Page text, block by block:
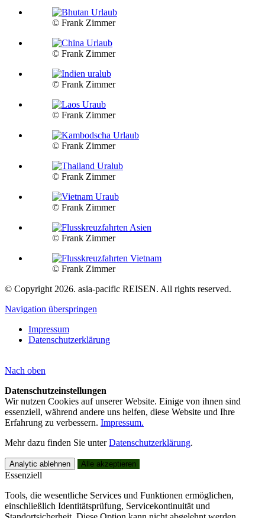
© Frank Zimmer
© Frank Zimmer
© Frank Zimmer
© Frank Zimmer
© Frank Zimmer
© Frank Zimmer
© Frank Zimmer
© Frank Zimmer
© Frank Zimmer
© Copyright 2026. asia-pacific REISEN. All rights reserved.
Navigation überspringen
Impressum
Datenschutzerklärung
Nach oben
Datenschutzeinstellungen
Wir nutzen Cookies auf unserer Website. Einige von ihnen sind
essenziell, während andere uns helfen, diese Website und Ihre
Erfahrung zu verbessern. Impressum.
Mehr dazu finden Sie unterDatenschutzerklärung.
Analytic ablehnen Alle akzeptieren
Essenziell
Tools, die wesentliche Services und Funktionen ermöglichen,
einschließlich Identitätsprüfung, Servicekontinuität und